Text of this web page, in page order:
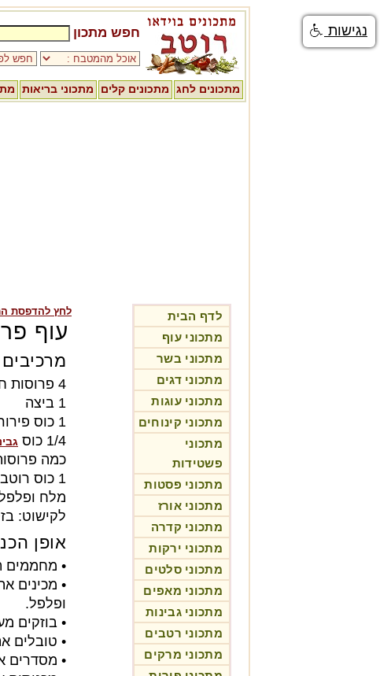
חפש מתכון
מתכונים לחג מתכונים קלים מתכוני בריאות
לדף הבית
מתכוני עוף
מתכוני בשר
מתכוני דגים
מתכוני עוגות
מתכוני קינוחים
מתכוני
פשטידות
מתכוני פסטות
מתכוני אורז
מתכוני קדרה
מתכוני ירקות
מתכוני סלטים
מתכוני מאפים
מתכוני גבינות
מתכוני רטבים
מתכוני מרקים
לחץ להדפסת
עוף
4 פרוסות חזה עוף פרוס לשניצלים
1 ביצה
1 כוס פירורי לחם מתובלים
1/4 כוס
כמה
1 כוס רוטב עגבניות מוכן לטעמכם (מתכון מצורף)
מלח
לקישוט:
אופן
• מחממים תנור
• מכינים
ופלפל.
• בוזקים
• טובלים
• מסדרים
נגישות